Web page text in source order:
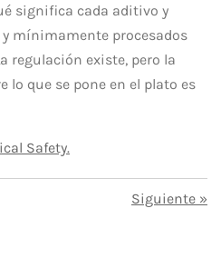
significa cada aditivo y
mínimamente procesados
regulación existe, pero la
lo que se pone en el plato es
Safety.
Siguiente »